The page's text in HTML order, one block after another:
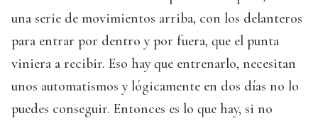
una serie de movimientos arriba, con los delanteros
para entrar por dentro y por fuera, que el punta
viniera a recibir. Eso hay que entrenarlo, necesitan
unos automatismos y lógicamente en dos días no lo
puedes conseguir. Entonces es lo que hay, si no